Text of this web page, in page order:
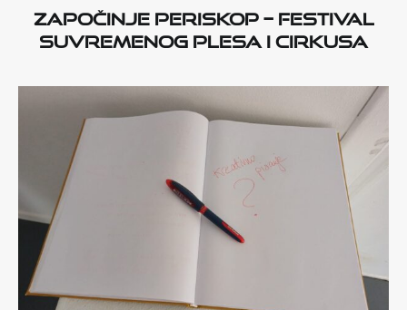
Započinje PERISKOP – festival
suvremenog plesa i cirkusa